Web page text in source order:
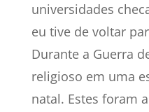
universidades
eu tive de voltar
Durante a Guerra
religioso em uma
natal. Estes foram